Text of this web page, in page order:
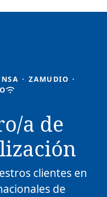
· ZAMUDIO ·
a de
clientes en
de